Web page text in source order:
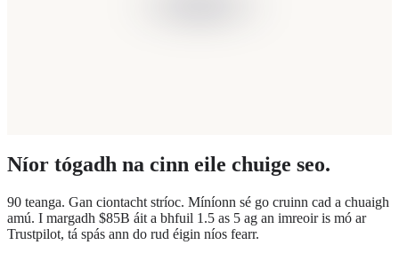
Níor tógadh na cinn eile chuige seo.
90 teanga. Gan ciontacht stríoc. Míníonn sé go cruinn cad a chuaigh
amú. I margadh $85B áit a bhfuil 1.5 as 5 ag an imreoir is mó ar
Trustpilot, tá spás ann do rud éigin níos fearr.